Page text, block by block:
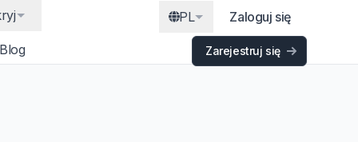
Blog
PL Zaloguj się
Zarejestruj się